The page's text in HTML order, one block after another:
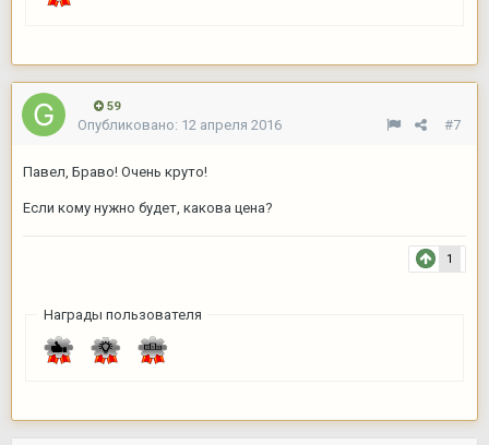
59
#7
Опубликовано: 12 апреля 2016
Павел, Браво! Очень круто!
Если кому нужно будет, какова цена?
1
Награды пользователя